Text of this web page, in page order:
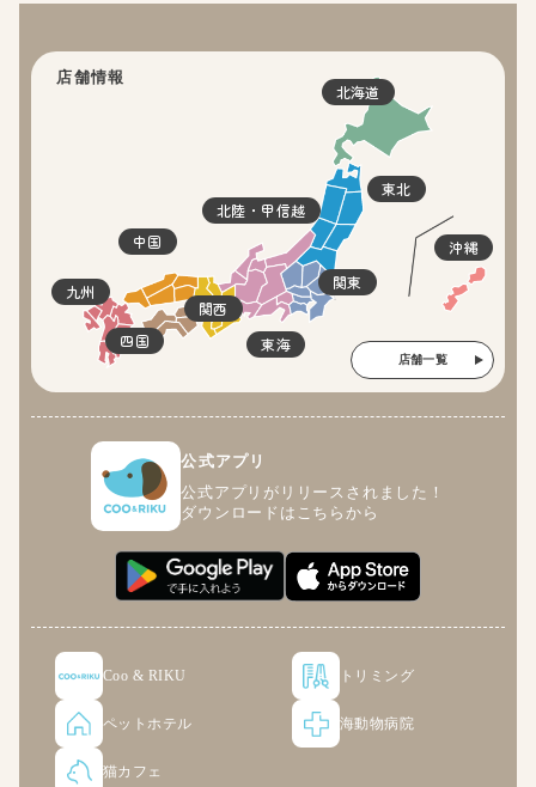
店舗情報
北海道
東北
関東
北陸・甲信越
東海
関西
四国
中国
九州
沖縄
店舗一覧
公式アプリ
公式アプリがリリースされました！
ダウンロードはこちらから
Coo & RIKU トリミング
ペットホテル 海動物病院
猫カフェ